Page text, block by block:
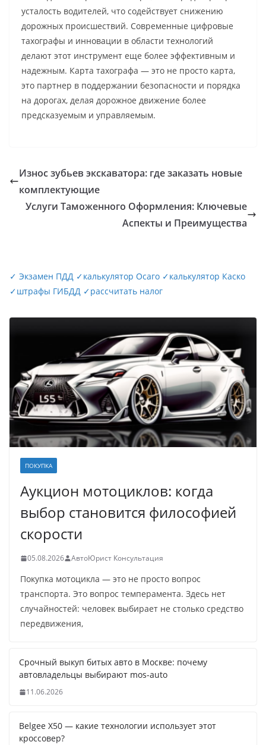
усталость водителей, что содействует снижению
дорожных происшествий. Современные цифровые
тахографы и инновации в области технологий
делают этот инструмент еще более эффективным и
надежным. Карта тахографа — это не просто карта,
это партнер в поддержании безопасности и порядка
на дорогах, делая дорожное движение более
предсказуемым и управляемым.
Износ зубьев экскаватора: где заказать новые
комплектующие
Услуги Таможенного Оформления: Ключевые
Аспекты и Преимущества
✓ Экзамен ПДД ✓калькулятор Осаго ✓калькулятор Каско
✓штрафы ГИБДД ✓рассчитать налог
ПОКУПКА
Аукцион мотоциклов: когда
выбор становится философией
скорости
05.08.2026 АвтоЮрист Консультация
Покупка мотоцикла — это не просто вопрос
транспорта. Это вопрос темперамента. Здесь нет
случайностей: человек выбирает не столько средство
передвижения,
Срочный выкуп битых авто в Москве: почему
автовладельцы выбирают mos-auto
11.06.2026
Belgee X50 — какие технологии использует этот
кроссовер?